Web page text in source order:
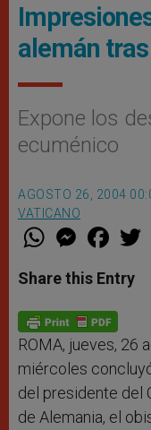
alemán
Expone los
ecuménico
AGOSTO 26, 2004
VATICANO
W
t
s
p
p
M
e
s
e
g
e
r
F
a
e
b
o
k
Share this Entry
ROMA, jueves, 26
miércoles
del presidente del
de Alemania, el